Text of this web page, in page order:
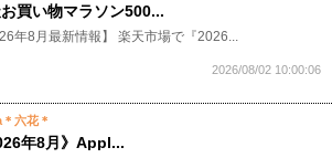
買い物マラソン500...
年8月最新情報】 楽天市場で『2026...
2026/08/02 10:00:06
六花＊
年8月》Appl...